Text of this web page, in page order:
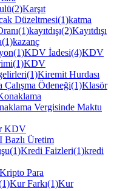
Karşıt
Düzeltmesi(1)katma
kayıtdışı(2)Kayıtdışı
kazanç
KDV İadesi(4)KDV
KDV
Kiremit Hurdası
Çalışma Ödeneği(1)Klasör
Vergisinde Maktu
KDV
Bazlı Üretim
Kredi Faizleri(1)kredi
Kripto Para
Kur Farkı(1)Kur